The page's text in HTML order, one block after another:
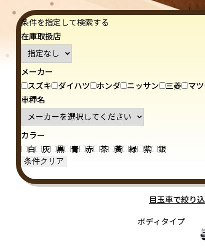
条件を指定して検索する
在庫取扱店
メーカー
スズキ
ダイハツ ホンダ ニッサン 三菱 マ
車種名
カラー
白
灰 黒 青 赤 茶 黃 緑 紫 銀
目玉車で絞り
ボディタイプ